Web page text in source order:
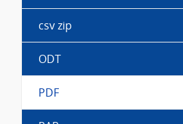
csv zip
ODT
PDF